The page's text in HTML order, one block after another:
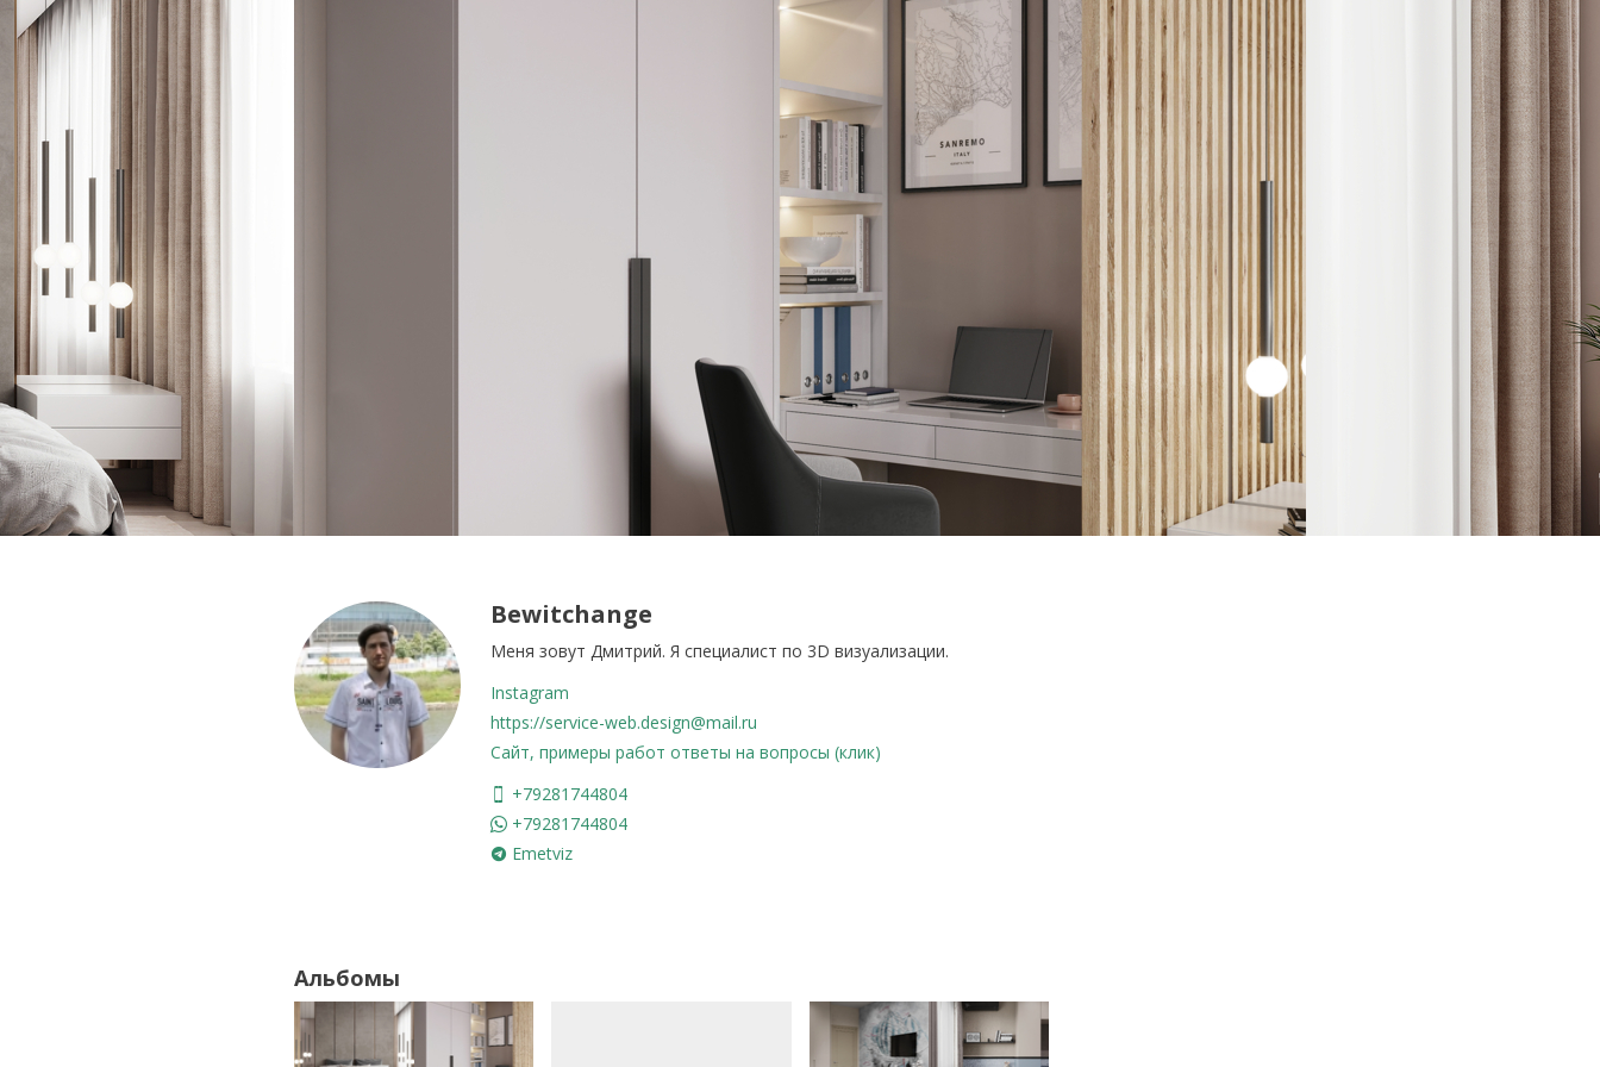
Bewitchange
Меня зовут Дмитрий. Я специалист по 3D визуализации.
Instagram
https://service-web.design@mail.ru
Сайт, примеры работ ответы на вопросы (клик)
+79281744804
+79281744804
Emetviz
Альбомы